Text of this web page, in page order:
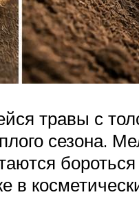
травы с
сезона.
в